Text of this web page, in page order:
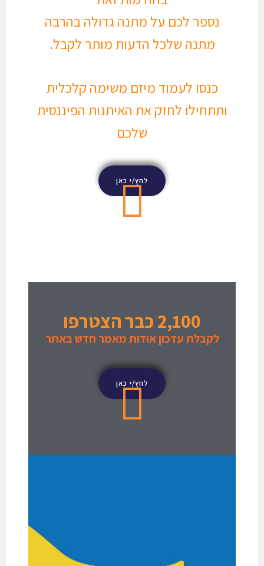
נספר לכם על מתנה גדולה בהרבה
מתנה שלכל הדעות מותר לקבל.
כנסו לעמוד מיזם משימה קלכלית
ותתחילו לחזק את האיתנות הפיננסית
שלכם
לחץ/י כאן
2,100 כבר הצטרפו
לקבלת עדכון אודות מאמר חדש באתר
לחץ/י כאן